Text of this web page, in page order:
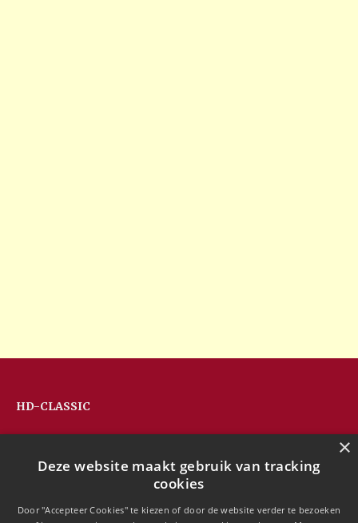
HD-CLASSIC
Hans Devos
3128 Baal
+32(0)477 88 81 84
×
Deze website maakt gebruik van tracking
cookies
Door "Accepteer Cookies" te kiezen of door de website verder te bezoeken